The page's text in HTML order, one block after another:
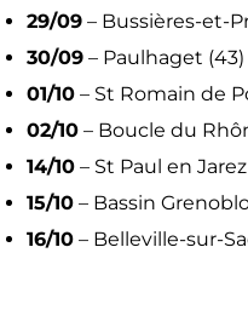
29/09 – Bussières-et-
30/09 – Paulhaget (43)
01/10 – St Romain de
02/10 – Boucle du
14/10 – St Paul en
15/10 – Bassin
16/10 – Belleville-sur-